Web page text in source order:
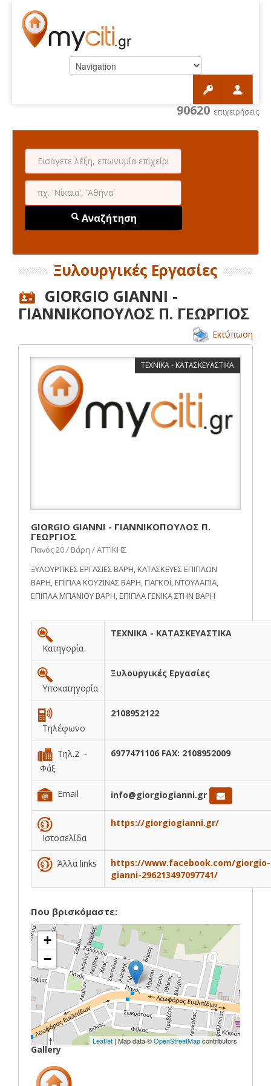
90620 επιχειρήσεις
Αναζήτηση
Ξυλουργικές Εργασίες
GIORGIO GIANNI -
ΓΙΑΝΝΙΚΟΠΟΥΛΟΣ Π. ΓΕΩΡΓΙΟΣ
Εκτύπωση
ΤΕΧΝΙΚΑ - ΚΑΤΑΣΚΕΥΑΣΤΙΚΑ
GIORGIO GIANNI - ΓΙΑΝΝΙΚΟΠΟΥΛΟΣ Π.
ΓΕΩΡΓΙΟΣ
Πανός 20 / Βάρη / ΑΤΤΙΚΗΣ
ΞΥΛΟΥΡΓΙΚΕΣ ΕΡΓΑΣΙΕΣ ΒΑΡΗ, ΚΑΤΑΣΚΕΥΕΣ ΕΠΙΠΛΩΝ
ΒΑΡΗ, ΕΠΙΠΛΑ ΚΟΥΖΙΝΑΣ ΒΑΡΗ, ΠΑΓΚΟΙ, ΝΤΟΥΛΑΠΙΑ,
ΕΠΙΠΛΑ ΜΠΑΝΙΟΥ ΒΑΡΗ, ΕΠΙΠΛΑ ΓΕΝΙΚΑ ΣΤΗΝ ΒΑΡΗ
Κατηγορία
ΤΕΧΝΙΚΑ - ΚΑΤΑΣΚΕΥΑΣΤΙΚΑ
Υποκατηγορία
Ξυλουργικές Εργασίες
Τηλέφωνο
2108952122
Τηλ.2 -
Φάξ
6977471106 FAX: 2108952009
Email info@giorgiogianni.gr
Ιστοσελίδα
https://giorgiogianni.gr/
Άλλα links
https://www.facebook.com/giorgio-
gianni-296213497097741/
Που βρισκόμαστε:
+
−
Leaflet | Map data ©OpenStreetMapcontributors
Gallery